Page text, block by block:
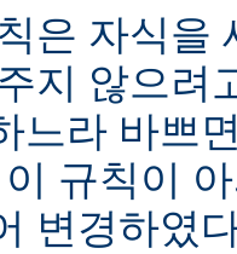
은 자식을
지 않으려
느라 바쁘
규칙이
변경하였